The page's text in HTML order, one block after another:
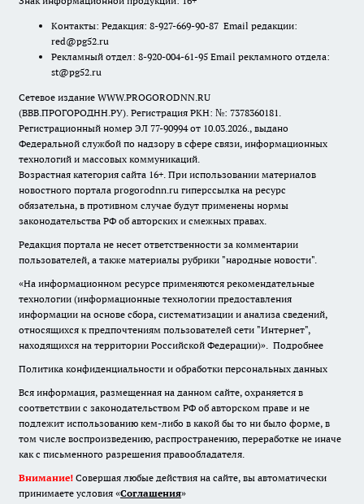
Контакты: Редакция: 8-927-669-90-87 Email редакции:
red@pg52.ru
Рекламный отдел: 8-920-004-61-95 Email рекламного отдела:
st@pg52.ru
Сетевое издание WWW.PROGORODNN.RU
(ВВВ.ПРОГОРОДНН.РУ). Регистрация РКН: №: 7378360181.
Регистрационный номер ЭЛ 77-90994 от 10.03.2026., выдано
Федеральной службой по надзору в сфере связи, информационных
технологий и массовых коммуникаций.
Возрастная категория сайта 16+. При использовании материалов
новостного портала progorodnn.ru гиперссылка на ресурс
обязательна, в противном случае будут применены нормы
законодательства РФ об авторских и смежных правах.
Редакция портала не несет ответственности за комментарии
пользователей, а также материалы рубрики "народные новости".
«На информационном ресурсе применяются рекомендательные
технологии (информационные технологии предоставления
информации на основе сбора, систематизации и анализа сведений,
относящихся к предпочтениям пользователей сети "Интернет",
находящихся на территории Российской Федерации)». Подробнее
Политика конфиденциальности и обработки персональных данных
Вся информация, размещенная на данном сайте, охраняется в
соответствии с законодательством РФ об авторском праве и не
подлежит использованию кем-либо в какой бы то ни было форме, в
том числе воспроизведению, распространению, переработке не иначе
как с письменного разрешения правообладателя.
Внимание! Совершая любые действия на сайте, вы автоматически
принимаете условия «Cоглашения»